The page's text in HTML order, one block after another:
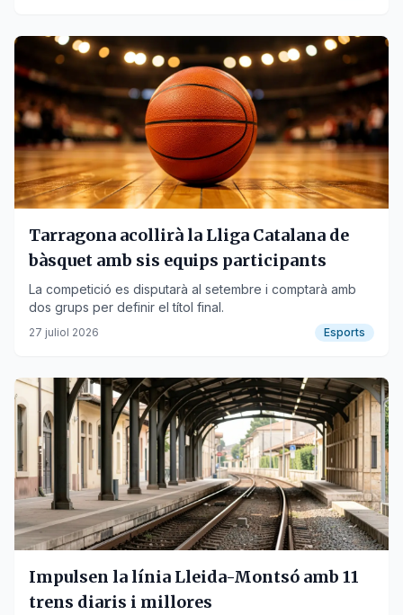
Tarragona acollirà la Lliga Catalana de
bàsquet amb sis equips participants
La competició es disputarà al setembre i comptarà amb
dos grups per definir el títol final.
27 juliol 2026 Esports
Impulsen la línia Lleida-Montsó amb 11
trens diaris i millores